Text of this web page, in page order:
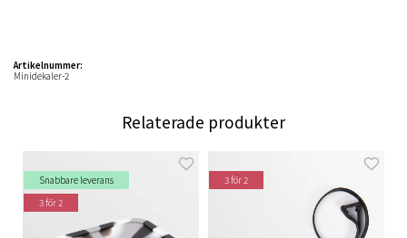
Artikelnummer:
Minidekaler-2
Relaterade produkter
Snabbare leverans
3 för 2
3 för 2